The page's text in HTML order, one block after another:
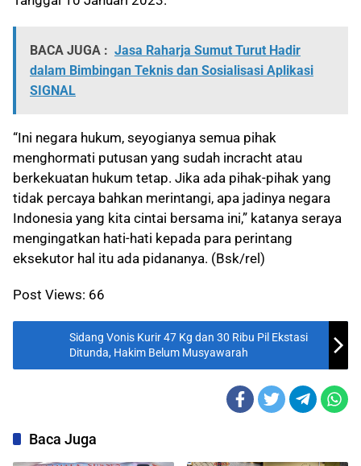
BACA JUGA : Jasa Raharja Sumut Turut Hadir
dalam Bimbingan Teknis dan Sosialisasi Aplikasi
SIGNAL
“Ini negara hukum, seyogianya semua pihak
menghormati putusan yang sudah incracht atau
berkekuatan hukum tetap. Jika ada pihak-pihak yang
tidak percaya bahkan merintangi, apa jadinya negara
Indonesia yang kita cintai bersama ini,” katanya seraya
mengingatkan hati-hati kepada para perintang
eksekutor hal itu ada pidananya. (Bsk/rel)
Post Views: 66
Sidang Vonis Kurir 47 Kg dan 30 Ribu Pil Ekstasi
Ditunda, Hakim Belum Musyawarah
Baca Juga